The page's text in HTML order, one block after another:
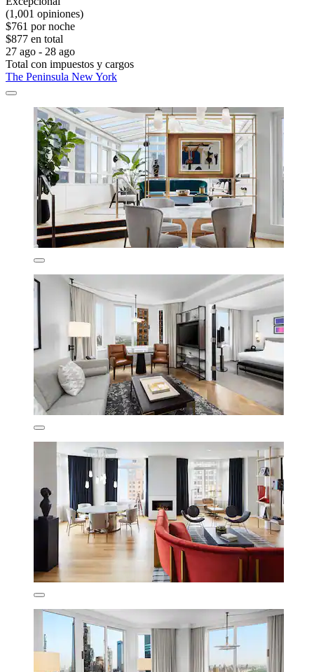
(1,001 opiniones)
$761 por noche
$877 en total
27 ago - 28 ago
Total con impuestos y cargos
The Peninsula New York